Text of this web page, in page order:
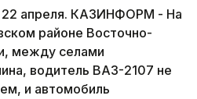
апреля. КАЗИНФОРМ - На
районе Восточно-
между селами
водитель ВАЗ-2107 не
и автомобиль